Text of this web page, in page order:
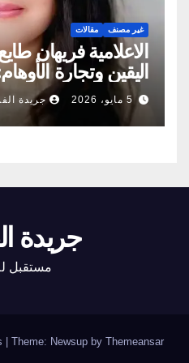
غير مصنف مقالات
الاعلامية فريهان
اليقين وتجارة
الناس أبواب
5 مايو، 2026 جريدة
جريدة
مستقبل
Theme: Newsup by Themeansar